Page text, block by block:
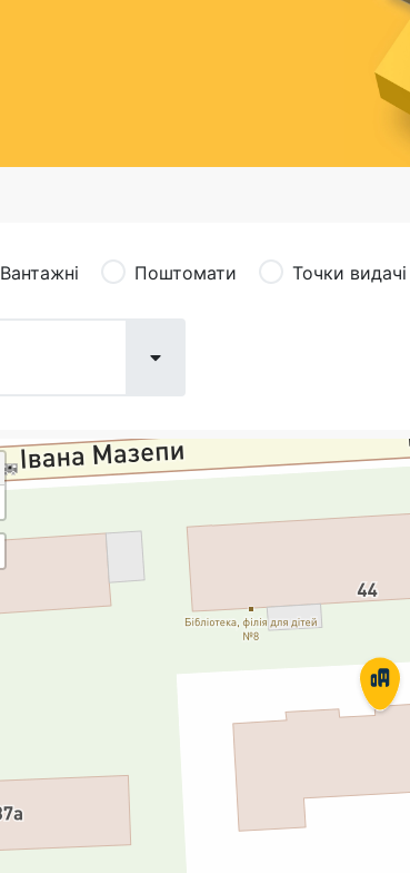
Вантажні Поштомати Точки видачі
Поштові послуги:
Укрпошта Експрес/тариф
«Пріоритетний»
Укрпошта Стандарт/тариф «Базовий»